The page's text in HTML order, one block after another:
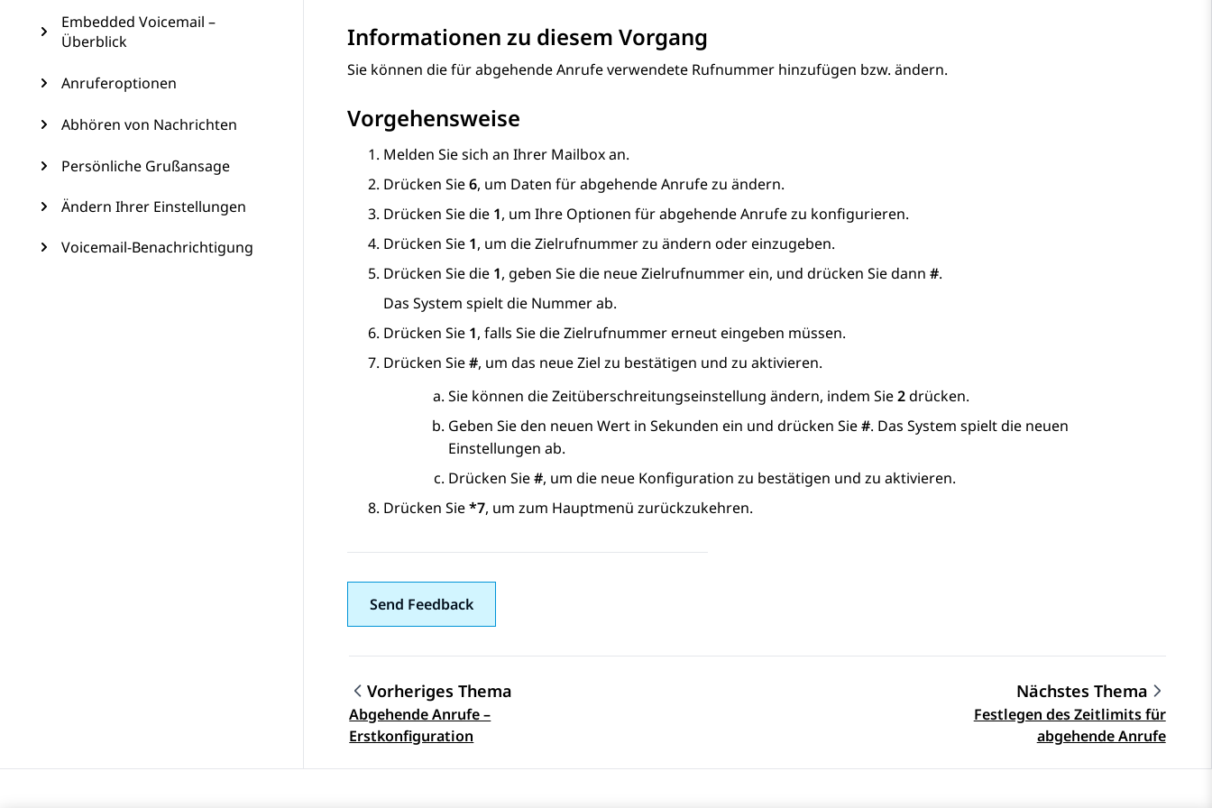
Embedded Voicemail –
Überblick
Anruferoptionen
Abhören von Nachrichten
Persönliche Grußansage
Ändern Ihrer Einstellungen
Voicemail-Benachrichtigung
Informationen zu diesem Vorgang
Sie können die für abgehende Anrufe verwendete Rufnummer hinzufügen bzw. ändern.
Vorgehensweise
Melden Sie sich an Ihrer Mailbox an.
Drücken Sie6, um Daten für abgehende Anrufe zu ändern.
Drücken Sie die 1, um Ihre Optionen für abgehende Anrufe zu konfigurieren.
Drücken Sie 1, um die Zielrufnummer zu ändern oder einzugeben.
Drücken Sie die 1, geben Sie die neue Zielrufnummer ein, und drücken Sie dann #.
Das System spielt die Nummer ab.
Drücken Sie 1, falls Sie die Zielrufnummer erneut eingeben müssen.
Drücken Sie#, um das neue Ziel zu bestätigen und zu aktivieren.
Sie können die Zeitüberschreitungseinstellung ändern, indem Sie2drücken.
Geben Sie den neuen Wert in Sekunden ein und drücken Sie#. Das System spielt die neuen
Einstellungen ab.
Drücken Sie#, um die neue Konfiguration zu bestätigen und zu aktivieren.
Drücken Sie*7, um zum Hauptmenü zurückzukehren.
Send Feedback
Themennavigation
Vorheriges Thema
Abgehende Anrufe –
Erstkonfiguration
Nächstes Thema
Festlegen des Zeitlimits für
abgehende Anrufe